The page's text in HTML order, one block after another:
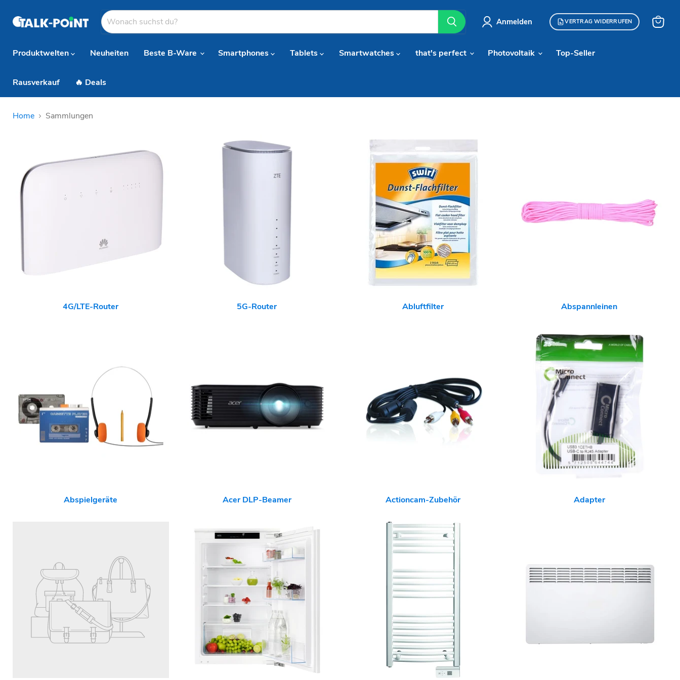
Anmelden VERTRAG WIDERRUFEN
Produktwelten
Neuheiten Beste B-Ware Smartphones Tablets Smartwatches that's perfect Photovoltaik Top-Seller
Rausverkauf 🔥 Deals
Home Sammlungen
4G/LTE-Router 5G-Router Abluftfilter Abspannleinen
Abspielgeräte Acer DLP-Beamer Actioncam-Zubehör Adapter